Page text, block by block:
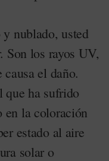
nublado, usted
Son los rayos UV,
el daño.
que ha sufrido
en la coloración
estado al aire
solar o